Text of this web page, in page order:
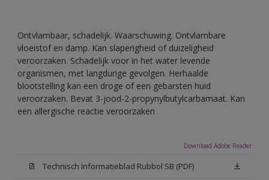
Ontvlambaar, schadelijk. Waarschuwing. Ontvlambare
vloeistof en damp. Kan slaperigheid of duizeligheid
veroorzaken. Schadelijk voor in het water levende
organismen, met langdurige gevolgen. Herhaalde
blootstelling kan een droge of een gebarsten huid
veroorzaken. Bevat 3-jood-2-propynylbutylcarbamaat. Kan
een allergische reactie veroorzaken
Download Adobe Reader
Technisch Informatieblad Rubbol SB (PDF)